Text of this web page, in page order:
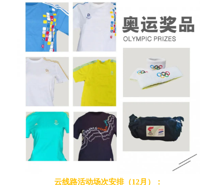
云线路活动场次安排（12月）：